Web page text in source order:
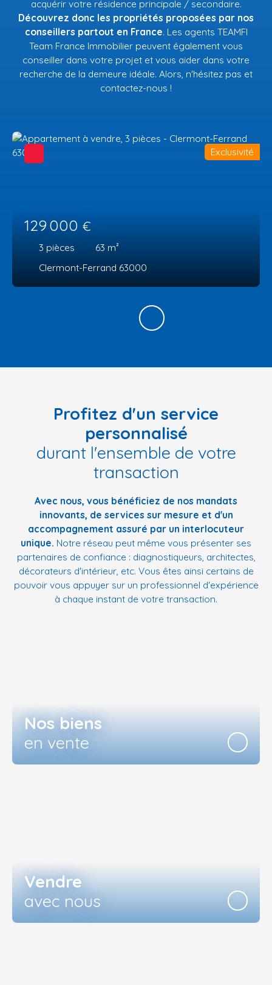
acquérir votre résidence principale / secondaire.
Découvrez donc les propriétés proposées par nos
conseillers partout en France. Les agents TEAMFI
Team France Immobilier peuvent également vous
conseiller dans votre projet et vous aider dans votre
recherche de la demeure idéale. Alors, n'hésitez pas et
contactez-nous !
129 000 €
3 pièces 63 m²
Clermont-Ferrand 63000
Exclusivité
Profitez d'un service
personnalisé
durant l'ensemble de votre
transaction
Avec nous, vous bénéficiez de nos mandats
innovants, de services sur mesure et d'un
accompagnement assuré par un interlocuteur
unique. Notre réseau peut même vous présenter ses
partenaires de confiance : diagnostiqueurs, architectes,
décorateurs d'intérieur, etc. Vous êtes ainsi certains de
pouvoir vous appuyer sur un professionnel d'expérience
à chaque instant de votre transaction.
Nos biens
en vente
Vendre
avec nous